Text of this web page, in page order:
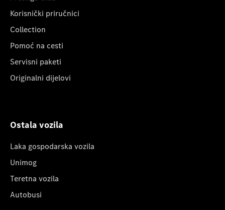
Korisnički priručnici
Collection
Pomoć na cesti
Servisni paketi
Originalni dijelovi
Ostala vozila
Laka gospodarska vozila
Unimog
Teretna vozila
Autobusi